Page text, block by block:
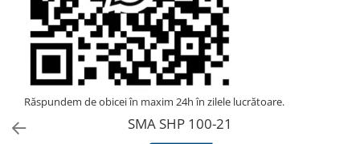
Victron Energy
MPPT
Accesorii Victron
Invertor Hibrid - Off Grid
Statii de reincarcare Victron
Acumulatori
Răspundem de obicei în maxim 24h în zilele lucrătoare.
SMA SHP 100-21